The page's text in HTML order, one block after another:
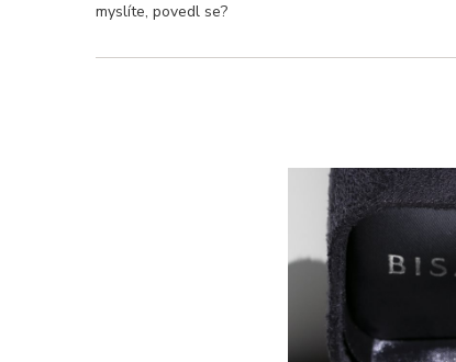
myslíte, povedl se?